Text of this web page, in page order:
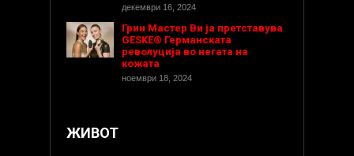
декември 16, 2024
Грин Мастер Ви ја претставува
GESKE® Германската
револуција во негата на
кожата
ноември 18, 2024
ЖИВОТ